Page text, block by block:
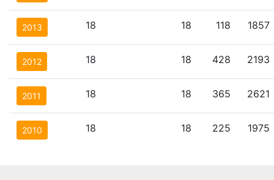
2013 18 18 118 1857
2012 18 18 428 2193
2011 18 18 365 2621
2010 18 18 225 1975